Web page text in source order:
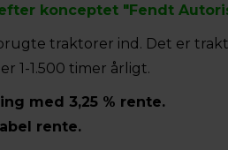
konceptet "Fendt
traktorer ind. Det er
1-1.500 timer årligt.
med 3,25 % rente.
rente.